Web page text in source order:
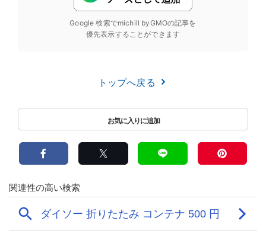
Google 検索でmichill byGMOの記事を
優先表示することができます
トップへ戻る